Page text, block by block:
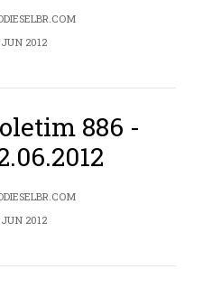
JUN 2012
886 -
JUN 2012